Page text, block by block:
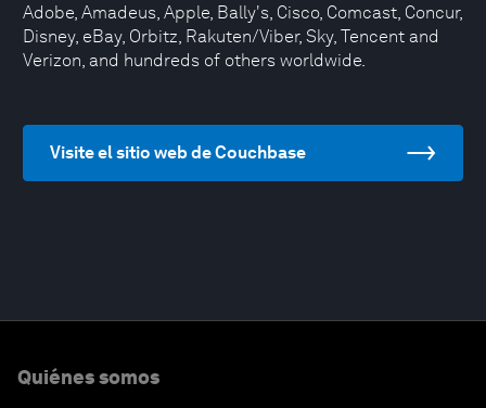
Adobe, Amadeus, Apple, Bally's, Cisco, Comcast, Concur,
Disney, eBay, Orbitz, Rakuten/Viber, Sky, Tencent and
Verizon, and hundreds of others worldwide.
Visite el sitio web de Couchbase
Quiénes somos